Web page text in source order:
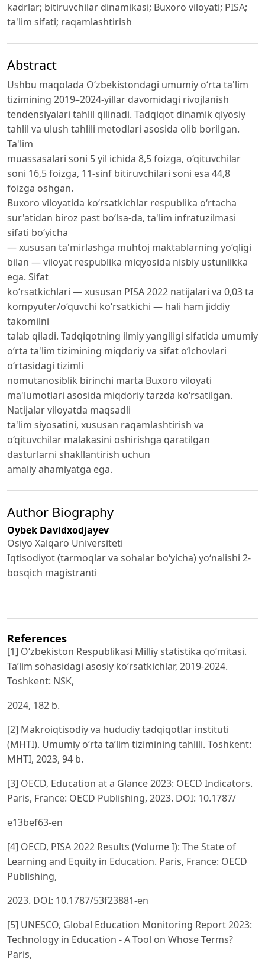
kadrlar; bitiruvchilar dinamikasi; Buxoro viloyati; PISA;
ta'lim sifati; raqamlashtirish
Abstract
Ushbu maqolada O‘zbekistondagi umumiy o‘rta ta'lim
tizimining 2019–2024-yillar davomidagi rivojlanish
tendensiyalari tahlil qilinadi. Tadqiqot dinamik qiyosiy
tahlil va ulush tahlili metodlari asosida olib borilgan.
Ta'lim
muassasalari soni 5 yil ichida 8,5 foizga, o‘qituvchilar
soni 16,5 foizga, 11-sinf bitiruvchilari soni esa 44,8
foizga oshgan.
Buxoro viloyatida ko‘rsatkichlar respublika o‘rtacha
sur'atidan biroz past bo‘lsa-da, ta'lim infratuzilmasi
sifati bo‘yicha
— xususan ta'mirlashga muhtoj maktablarning yo‘qligi
bilan — viloyat respublika miqyosida nisbiy ustunlikka
ega. Sifat
ko‘rsatkichlari — xususan PISA 2022 natijalari va 0,03 ta
kompyuter/o‘quvchi ko‘rsatkichi — hali ham jiddiy
takomilni
talab qiladi. Tadqiqotning ilmiy yangiligi sifatida umumiy
o‘rta ta'lim tizimining miqdoriy va sifat o‘lchovlari
o‘rtasidagi tizimli
nomutanosiblik birinchi marta Buxoro viloyati
ma'lumotlari asosida miqdoriy tarzda ko‘rsatilgan.
Natijalar viloyatda maqsadli
ta'lim siyosatini, xususan raqamlashtirish va
o‘qituvchilar malakasini oshirishga qaratilgan
dasturlarni shakllantirish uchun
amaliy ahamiyatga ega.
Author Biography
Oybek Davidxodjayev
Osiyo Xalqaro Universiteti
Iqtisodiyot (tarmoqlar va sohalar bo‘yicha) yo‘nalishi 2-
bosqich magistranti
References
[1] O‘zbekiston Respublikasi Milliy statistika qo‘mitasi.
Ta’lim sohasidagi asosiy ko‘rsatkichlar, 2019-2024.
Toshkent: NSK,
2024, 182 b.
[2] Makroiqtisodiy va hududiy tadqiqotlar instituti
(MHTI). Umumiy o‘rta ta’lim tizimining tahlili. Toshkent:
MHTI, 2023, 94 b.
[3] OECD, Education at a Glance 2023: OECD Indicators.
Paris, France: OECD Publishing, 2023. DOI: 10.1787/
e13bef63-en
[4] OECD, PISA 2022 Results (Volume I): The State of
Learning and Equity in Education. Paris, France: OECD
Publishing,
2023. DOI: 10.1787/53f23881-en
[5] UNESCO, Global Education Monitoring Report 2023:
Technology in Education - A Tool on Whose Terms?
Paris,